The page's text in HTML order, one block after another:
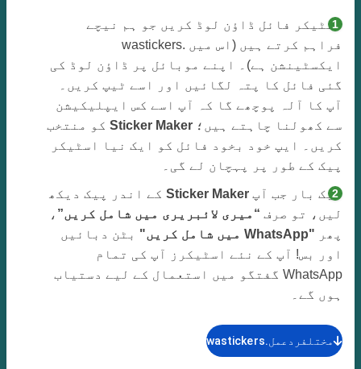
اسٹیکر فائل ڈاؤن لوڈ کریں جو ہم نیچے
فراہم کرتے ہیں (اس میں .wastickers
ایکسٹینشن ہے)۔ اپنے موبائل پر ڈاؤن لوڈ کی
گئی فائل کا پتہ لگائیں اور اسے ٹیپ کریں۔
آپ کا آلہ پوچھے گا کہ آپ اسے کس ایپلیکیشن
سے کھولنا چاہتے ہیں؛ Sticker Maker کو منتخب
کریں۔ ایپ خود بخود فائل کو ایک نیا اسٹیکر
پیک کے طور پر پہچان لے گی۔
ایک بار جب آپ Sticker Maker کے اندر پیک دیکھ
لیں، تو صرف “میری لائبریری میں شامل کریں” ،
پھر "WhatsApp میں شامل کریں"
بٹن دبائیں
اور بس! آپ کے نئے اسٹیکرز آپ کی تمام
WhatsApp گفتگو میں استعمال کے لیے دستیاب
ہوں گے۔
مختلفردعمل.wastickers